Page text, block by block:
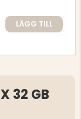
LÄGG TILL
32 GB